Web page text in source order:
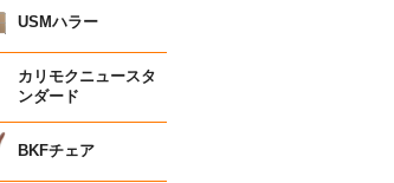
USMハラー
カリモクニュースタ
ンダード
BKFチェア